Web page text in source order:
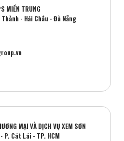
MIỀN TRUNG
- Hải Châu - Đà Nẵng
MẠI VÀ DỊCH VỤ XEM SƠN
P. Cát Lái - TP. HCM